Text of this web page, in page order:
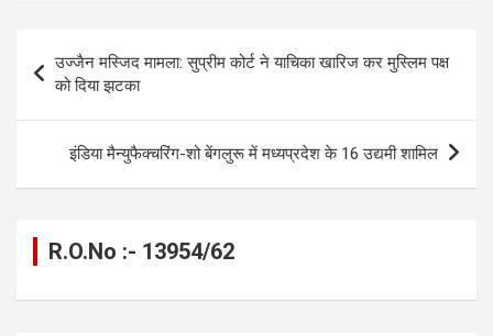
o
o
k
g
er
A
p
a
n
navigation
उज्जैन मस्जिद मामला: सुप्रीम कोर्ट ने याचिका खारिज कर मुस्लिम पक्ष
को दिया झटका
इंडिया मैन्युफैक्चरिंग-शो बेंगलुरू में मध्यप्रदेश के 16 उद्यमी शामिल
R.O.No :- 13954/62